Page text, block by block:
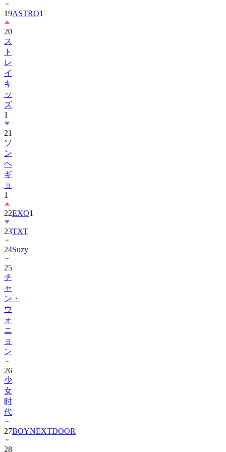
19ASTRO1
20
ス
ト
レ
イ
キ
ッ
ズ
1
21
ソ
ン
ヘ
ギ
ョ
1
22EXO1
23TXT
24Suzy
25
チ
ャ
ン・
ウ
ォ
ニ
ョ
ン
26
少
女
时
代
27BOYNEXTDOOR
28